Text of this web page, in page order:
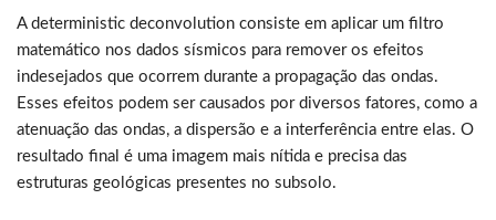
A deterministic deconvolution consiste em aplicar um filtro
matemático nos dados sísmicos para remover os efeitos
indesejados que ocorrem durante a propagação das ondas.
Esses efeitos podem ser causados por diversos fatores, como a
atenuação das ondas, a dispersão e a interferência entre elas. O
resultado final é uma imagem mais nítida e precisa das
estruturas geológicas presentes no subsolo.